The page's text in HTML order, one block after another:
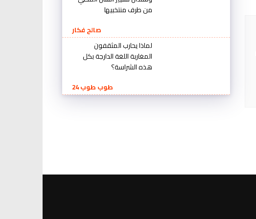
من طرف منتخبيها
صالح فكار
لماذا يحارب المثقفون
المغاربة اللغة الدارجة بكل
هذه الشراسة؟
طوب طوب 24